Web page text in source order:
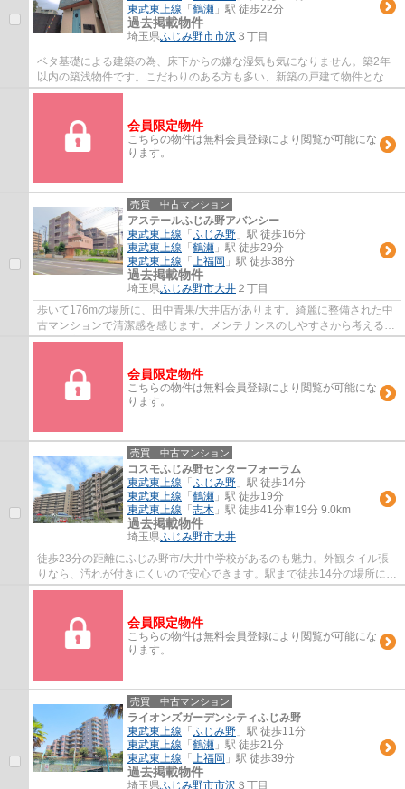
東武東上線 「 鶴瀬 」駅 徒歩22分
過去掲載物件
埼玉県ふじみ野市市沢 ３丁目
ベタ基礎による建築の為、床下からの嫌な湿気も気になりません。築2年
以内の築浅物件です。こだわりのある方も多い、新築の戸建て物件となっ
ております。駅から徒歩10分圏内に立地して...
会員限定物件
こちらの物件は無料会員登録により閲覧が可能にな
ります。
売買｜中古マンション
アステールふじみ野アバンシー
東武東上線 「 ふじみ野 」駅 徒歩16分
東武東上線 「 鶴瀬 」駅 徒歩29分
東武東上線 「 上福岡 」駅 徒歩38分
過去掲載物件
埼玉県ふじみ野市大井 ２丁目
歩いて176mの場所に、田中青果/大井店があります。綺麗に整備された中
古マンションで清潔感を感じます。メンテナンスのしやすさから考えると
決して高くない外観タイル張りの物件。ふじ...
会員限定物件
こちらの物件は無料会員登録により閲覧が可能にな
ります。
売買｜中古マンション
コスモふじみ野センターフォーラム
東武東上線 「 ふじみ野 」駅 徒歩14分
東武東上線 「 鶴瀬 」駅 徒歩19分
東武東上線 「 志木 」駅 徒歩41分車19分 9.0km
過去掲載物件
埼玉県ふじみ野市大井
徒歩23分の距離にふじみ野市/大井中学校があるのも魅力。外観タイル張
りなら、汚れが付きにくいので安心できます。駅まで徒歩14分の場所に立
地しています。エレベーター付きの物件です...
会員限定物件
こちらの物件は無料会員登録により閲覧が可能にな
ります。
売買｜中古マンション
ライオンズガーデンシティふじみ野
東武東上線 「 ふじみ野 」駅 徒歩11分
東武東上線 「 鶴瀬 」駅 徒歩21分
東武東上線 「 上福岡 」駅 徒歩39分
過去掲載物件
埼玉県ふじみ野市市沢 ３丁目